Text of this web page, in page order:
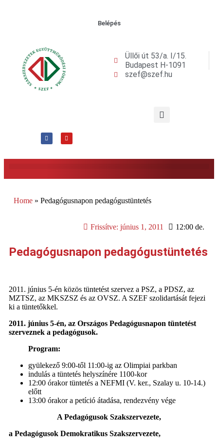
Belépés
Üllői út 53/a. I/15.
Budapest H-1091
szef@szef.hu
Home » Pedagógusnapon pedagógustüntetés
Frissítve: június 1, 2011 12:00 de.
Pedagógusnapon pedagógustüntetés
2011. június 5-én közös tüntetést szervez a PSZ, a PDSZ, az
MZTSZ, az MKSZSZ és az OVSZ. A SZEF szolidartását fejezi
ki a tüntetőkkel.
2011. június 5-én, az Országos Pedagógusnapon tüntetést
szerveznek a pedagógusok.
Program:
gyülekező 9:00-től 11:00-ig az Olimpiai parkban
indulás a tüntetés helyszínére 1100-kor
12:00 órakor tüntetés a NEFMI (V. ker., Szalay u. 10-14.)
előtt
13:00 órakor a petíció átadása, rendezvény vége
A Pedagógusok Szakszervezete,
a Pedagógusok Demokratikus Szakszervezete,